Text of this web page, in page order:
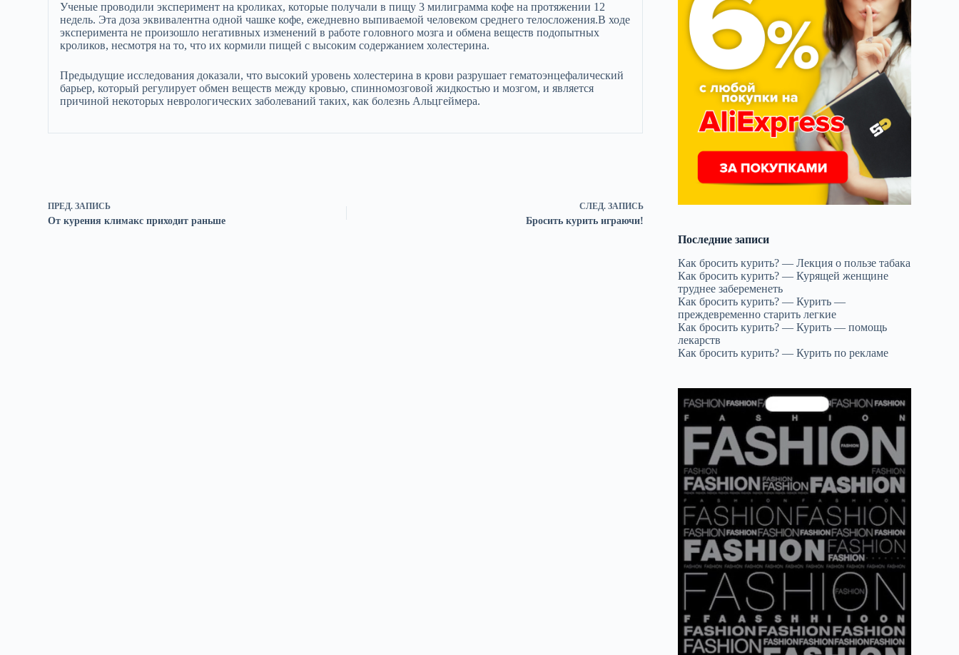
Ученые проводили эксперимент на кроликах, которые получали в пищу 3 милиграмма кофе на протяжении 12
недель. Эта доза эквивалентна одной чашке кофе, ежедневно выпиваемой человеком среднего телосложения.В ходе
эксперимента не произошло негативных изменений в работе головного мозга и обмена веществ подопытных
кроликов, несмотря на то, что их кормили пищей с высоким содержанием холестерина.
Предыдущие исследования доказали, что высокий уровень холестерина в крови разрушает гематоэнцефалический
барьер, который регулирует обмен веществ между кровью, спинномозговой жидкостью и мозгом, и является
причиной некоторых неврологических заболеваний таких, как болезнь Альцгеймера.
ПРЕД.ЗАПИСЬ
От курения климакс приходит раньше
СЛЕД. ЗАПИСЬ
Бросить курить играючи!
Последние записи
Как бросить курить? — Лекция о пользе табака
Как бросить курить? — Курящей женщине
труднее забеременеть
Как бросить курить? — Курить —
преждевременно старить легкие
Как бросить курить? — Курить — помощь
лекарств
Как бросить курить? — Курить по рекламе